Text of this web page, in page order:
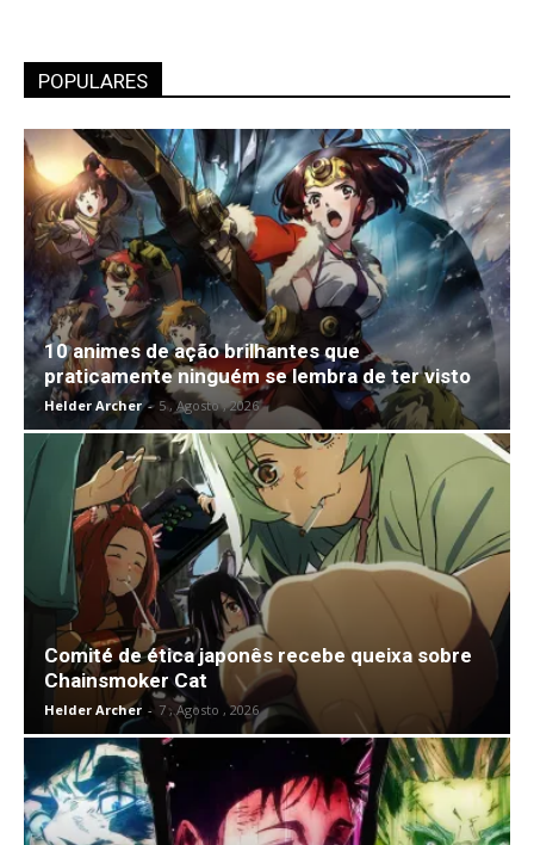
POPULARES
10 animes de ação brilhantes que
praticamente ninguém se lembra de ter visto
Helder Archer - 5 , Agosto , 2026
Comité de ética japonês recebe queixa sobre
Chainsmoker Cat
Helder Archer - 7 , Agosto , 2026